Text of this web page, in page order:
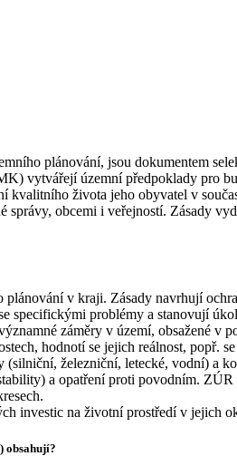
plánování, jsou dokumentem
vytvářejí územní předpoklady pro
kvalitního života jeho obyvatel v
správy, obcemi i veřejností. Zásady
v kraji. Zásady navrhují
specifickými problémy a stanovují
záměry v území, obsažené
hodnotí se jejich reálnost, popř.
železniční, letecké, vodní)
a opatření proti povodním.
investic na životní prostředí v jejich
obsahují?